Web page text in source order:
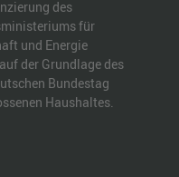
des
für
und Energie
der Grundlage des
Bundestag
Haushaltes.